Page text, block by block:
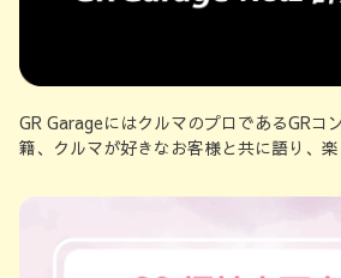
GR GarageにはクルマのプロであるGRコ
籍、クルマが好きなお客様と共に語り、楽